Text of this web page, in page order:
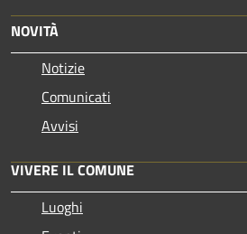
NOVITÀ
Notizie
Comunicati
Avvisi
VIVERE IL COMUNE
Luoghi